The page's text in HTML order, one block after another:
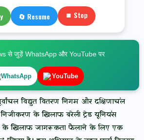
🔄 Resume ⏹ Stop
से जुड़ें WhatsApp और YouTube पर
WhatsApp YouTube
विद्युत वितरण निगम और दक्षिणाचंल
के खिलाफ बरेली ट्रेड यूनियंस
खिलाफ जागरूकता फैलाने के लिए एक